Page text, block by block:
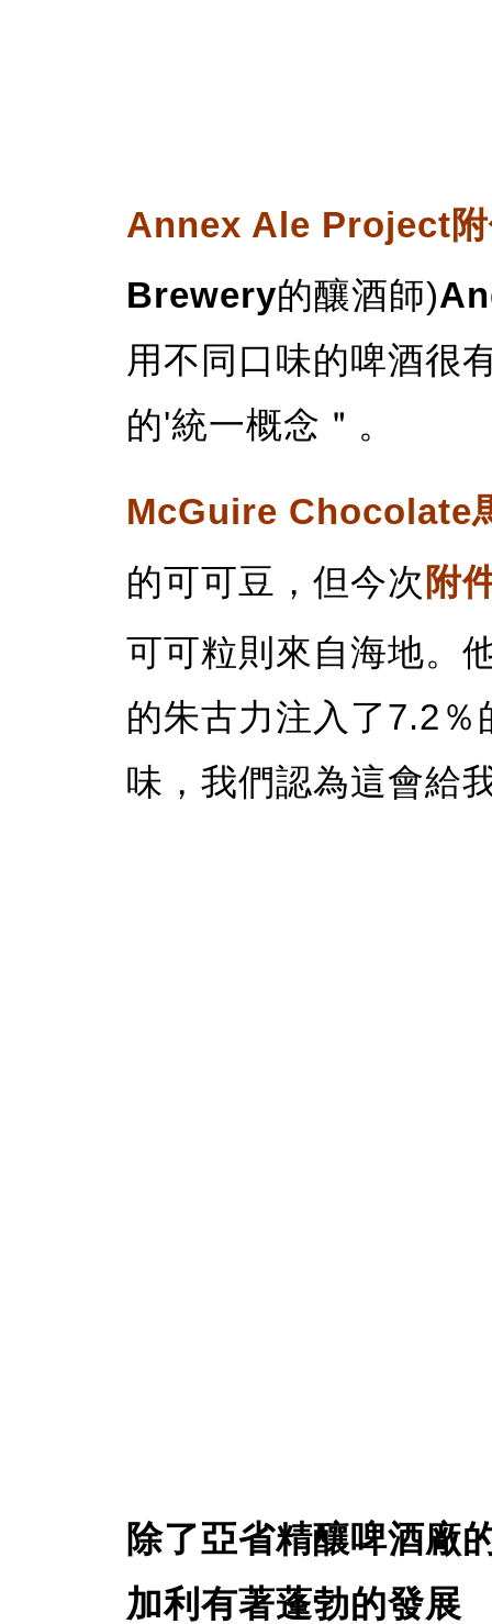
Annex Ale Project附
Brewery的釀酒師)
用不同口味的啤酒很
的'統一概念＂。
McGuire Chocolate
的可可豆，但今次 附
可可粒則來自海地。
的朱古力注入了7.2
味，我們認為這會給
除了亞省精釀啤酒廠
加利有著蓬勃的發展